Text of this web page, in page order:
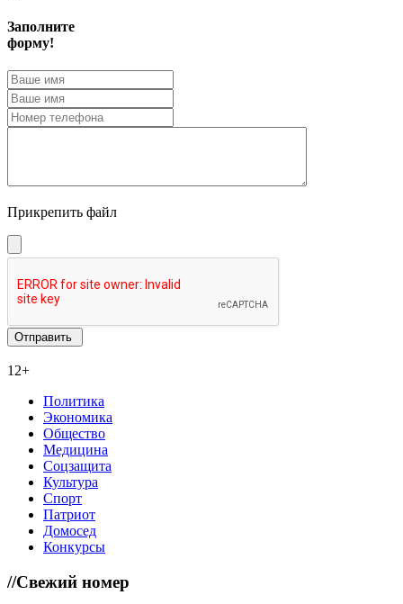
Заполните
форму!
Прикрепить файл
12+
Политика
Экономика
Общество
Медицина
Соцзащита
Культура
Спорт
Патриот
Домосед
Конкурсы
//Свежий номер